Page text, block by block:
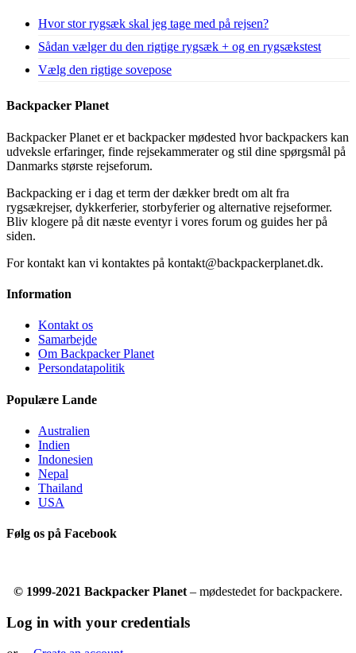
Hvor stor rygsæk skal jeg tage med på rejsen?
Sådan vælger du den rigtige rygsæk + og en rygsækstest
Vælg den rigtige sovepose
Backpacker Planet
Backpacker Planet er et backpacker mødested hvor backpackers kan
udveksle erfaringer, finde rejsekammerater og stil dine spørgsmål på
Danmarks største rejseforum.
Backpacking er i dag et term der dækker bredt om alt fra
rygsækrejser, dykkerferier, storbyferier og alternative rejseformer.
Bliv klogere på dit næste eventyr i vores forum og guides her på
siden.
For kontakt kan vi kontaktes på kontakt@backpackerplanet.dk.
Information
Kontakt os
Samarbejde
Om Backpacker Planet
Persondatapolitik
Populære Lande
Australien
Indien
Indonesien
Nepal
Thailand
USA
Følg os på Facebook
© 1999-2021 Backpacker Planet – mødestedet for backpackere.
Log in with your credentials